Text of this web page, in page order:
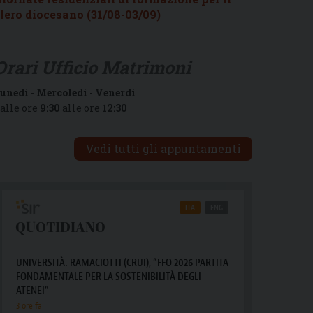
diocesano (31/08-03/09)
- Mercoledì - Venerdì
ore 9:30 alle ore 12:30
Vedi tutti gli appuntamenti